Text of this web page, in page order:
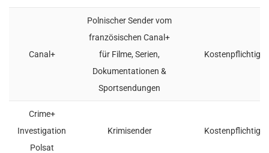
Canal+
Polnischer Sender vom
französischen Canal+
für Filme, Serien,
Dokumentationen &
Sportsendungen
Kostenpflichtig
Crime+
Investigation
Polsat
Krimisender Kostenpflichtig